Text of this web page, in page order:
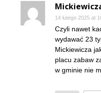
14 lutego 2025 at
Czyli nawet
wydawać 23
Mickiewicza
placu zabaw
w gminie nie